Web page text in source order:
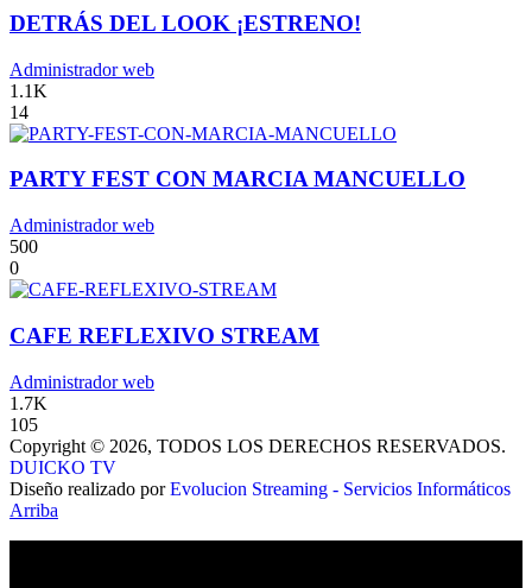
DETRÁS DEL LOOK ¡ESTRENO!
Administrador web
1.1K
14
PARTY FEST CON MARCIA MANCUELLO
Administrador web
500
0
CAFE REFLEXIVO STREAM
Administrador web
1.7K
105
Copyright © 2026, TODOS LOS DERECHOS RESERVADOS.
DUICKO TV
Diseño realizado porEvolucion Streaming - Servicios Informáticos
Arriba